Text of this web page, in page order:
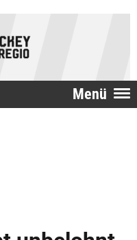
Menü